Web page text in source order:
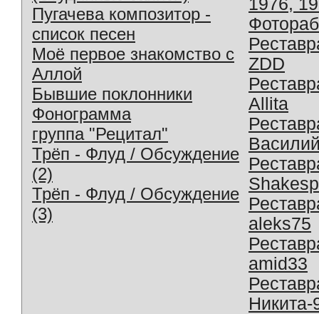
Пугачева композитор -
список песен
Моё первое знакомство с
Аллой
Бывшие поклонники
Фонограмма
группа "Рецитал"
Трёп - Флуд / Обсуждение
(2)
Трёп - Флуд / Обсуждение
(3)
ZDD
Allita
aleks75
amid33
Никита-